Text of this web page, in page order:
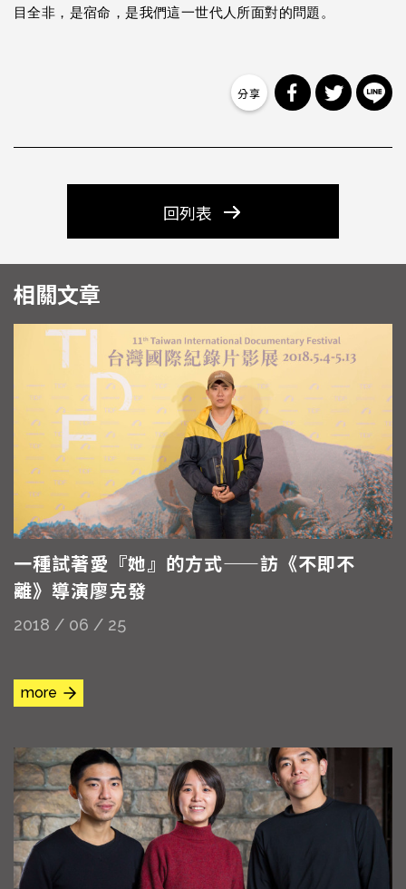
目全非，是宿命，是我們這一世代人所面對的問題。
分享到分享到
回列表
相關文章
一種試著愛『她』的方式——訪《不即不
離》導演廖克發
2018 / 06 / 25
more